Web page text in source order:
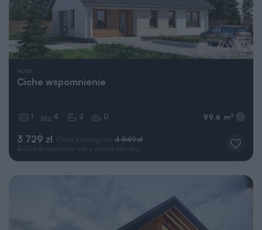
M248
Ciche wspomnienie
3 729 zł Cena katalogowa 4 849 zł
3 729 zł najniższa cena przed obniżką
1 4 2 0 99,6 m 2